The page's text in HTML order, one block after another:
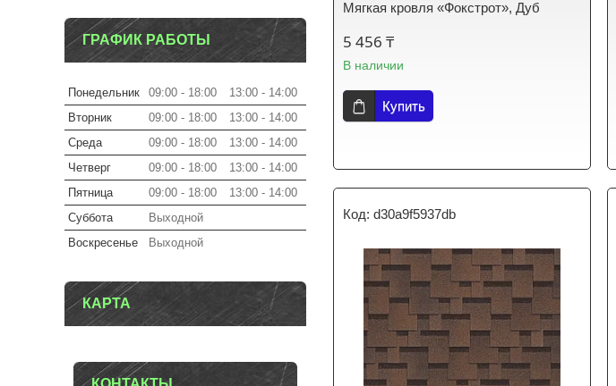
Мягкая кровля «Фокстрот», Дуб
5 456 ₸
В наличии
Купить
d30a9f5937db
ГРАФИК РАБОТЫ
Понедельник 09:00 18:00 13:00
14:00
Вторник
09:00 18:00 13:00
14:00
Среда
09:00 18:00 13:00
14:00
Четверг
09:00 18:00 13:00
14:00
Пятница
09:00 18:00 13:00
14:00
Суббота
Выходной
Воскресенье
Выходной
КАРТА